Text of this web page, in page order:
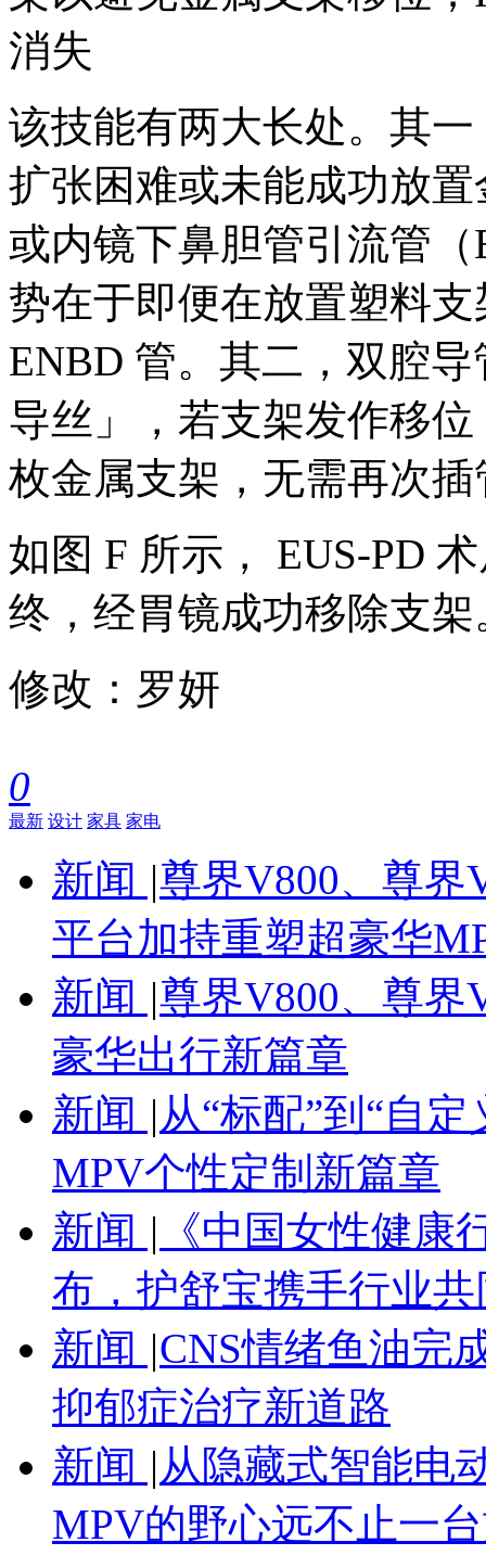
消失
该技能有两大长处。其
扩张困难或未能成功放
或内镜下鼻胆管引流管
势在于即便在放置塑料
ENBD 管。其二，双腔
导丝」，若支架发作移
枚金属支架，无需再次插
如图 F 所示， EUS-PD
终，经胃镜成功移除支架
修改：罗妍
0
最新 设计 家具 家电
新闻 |尊界V800、尊界
平台加持重塑超豪华
新闻 |尊界V800、尊界
豪华出行新篇章
新闻 |从“标配”到“自
MPV个性定制新篇章
新闻 | 《中国女性健
布，护舒宝携手行业
新闻 |CNS情绪鱼油完
抑郁症治疗新道路
新闻 |从隐藏式智能电
MPV的野心远不止一